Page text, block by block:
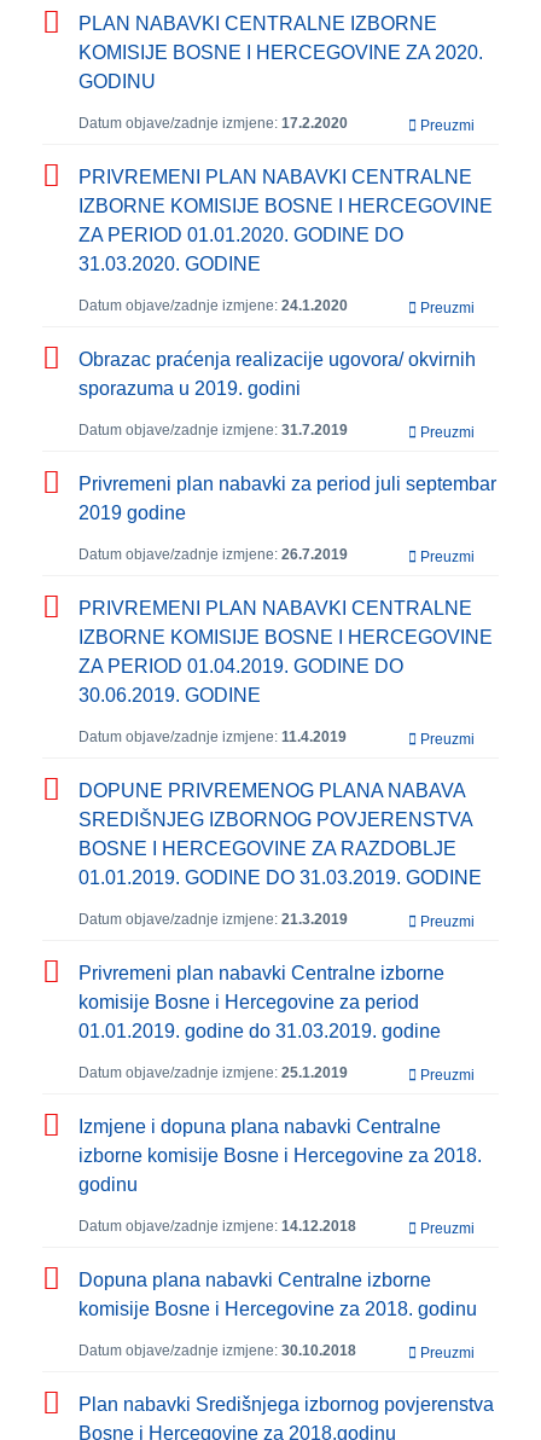
PLAN NABAVKI CENTRALNE IZBORNE
KOMISIJE BOSNE I HERCEGOVINE ZA 2020.
GODINU
Datum objave/zadnje izmjene: 17.2.2020 Preuzmi
PRIVREMENI PLAN NABAVKI CENTRALNE
IZBORNE KOMISIJE BOSNE I HERCEGOVINE
ZA PERIOD 01.01.2020. GODINE DO
31.03.2020. GODINE
Datum objave/zadnje izmjene: 24.1.2020 Preuzmi
Obrazac praćenja realizacije ugovora/ okvirnih
sporazuma u 2019. godini
Datum objave/zadnje izmjene: 31.7.2019 Preuzmi
Privremeni plan nabavki za period juli septembar
2019 godine
Datum objave/zadnje izmjene: 26.7.2019 Preuzmi
PRIVREMENI PLAN NABAVKI CENTRALNE
IZBORNE KOMISIJE BOSNE I HERCEGOVINE
ZA PERIOD 01.04.2019. GODINE DO
30.06.2019. GODINE
Datum objave/zadnje izmjene: 11.4.2019 Preuzmi
DOPUNE PRIVREMENOG PLANA NABAVA
SREDIŠNJEG IZBORNOG POVJERENSTVA
BOSNE I HERCEGOVINE ZA RAZDOBLJE
01.01.2019. GODINE DO 31.03.2019. GODINE
Datum objave/zadnje izmjene: 21.3.2019 Preuzmi
Privremeni plan nabavki Centralne izborne
komisije Bosne i Hercegovine za period
01.01.2019. godine do 31.03.2019. godine
Datum objave/zadnje izmjene: 25.1.2019 Preuzmi
Izmjene i dopuna plana nabavki Centralne
izborne komisije Bosne i Hercegovine za 2018.
godinu
Datum objave/zadnje izmjene: 14.12.2018 Preuzmi
Dopuna plana nabavki Centralne izborne
komisije Bosne i Hercegovine za 2018. godinu
Datum objave/zadnje izmjene: 30.10.2018 Preuzmi
Plan nabavki Središnjega izbornog povjerenstva
Bosne i Hercegovine za 2018.godinu